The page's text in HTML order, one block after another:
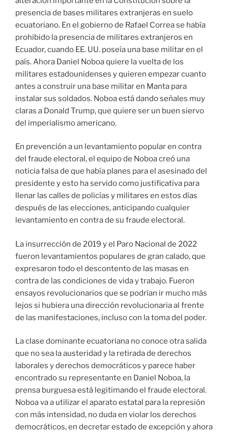
presencia de bases militares extranjeras en suelo
ecuatoriano. En el gobierno de Rafael Correa se había
prohibido la presencia de militares extranjeros en
Ecuador, cuando EE. UU. poseía una base militar en el
país. Ahora Daniel Noboa quiere la vuelta de los
militares estadounidenses y quieren empezar cuanto
antes a construir una base militar en Manta para
instalar sus soldados. Noboa está dando señales muy
claras a Donald Trump, que quiere ser un buen siervo
del imperialismo americano.
En prevención a un levantamiento popular en contra
del fraude electoral, el equipo de Noboa creó una
noticia falsa de que había planes para el asesinado del
presidente y esto ha servido como justificativa para
llenar las calles de policías y militares en estos días
después de las elecciones, anticipando cualquier
levantamiento en contra de su fraude electoral.
La insurrección de 2019 y el Paro Nacional de 2022
fueron levantamientos populares de gran calado, que
expresaron todo el descontento de las masas en
contra de las condiciones de vida y trabajo. Fueron
ensayos revolucionarios que se podrían ir mucho más
lejos si hubiera una dirección revolucionaria al frente
de las manifestaciones, incluso con la toma del poder.
La clase dominante ecuatoriana no conoce otra salida
que no sea la austeridad y la retirada de derechos
laborales y derechos democráticos y parece haber
encontrado su representante en Daniel Noboa, la
prensa burguesa está legitimando el fraude electoral.
Noboa va a utilizar el aparato estatal para la represión
con más intensidad, no duda en violar los derechos
democráticos, en decretar estado de excepción y ahora